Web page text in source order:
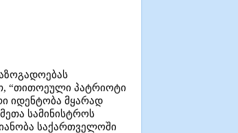
“თითოეული პატრიოტი
იდენტობა მყარად
სამინისტროს
საქართველოში